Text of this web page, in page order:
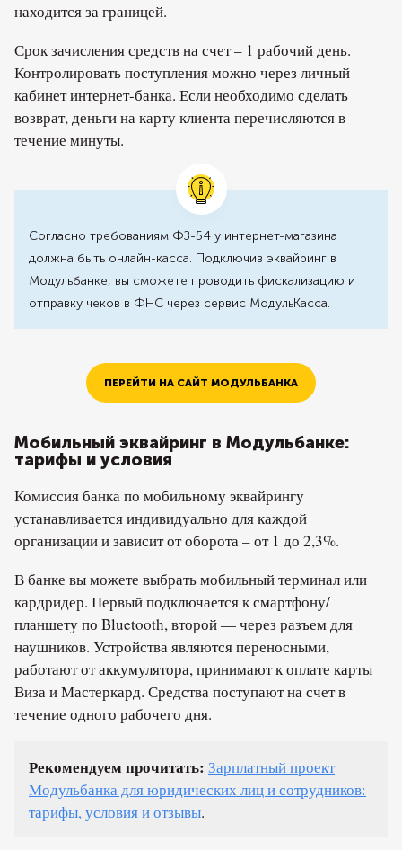
находится за границей.
Срок зачисления средств на счет – 1 рабочий день.
Контролировать поступления можно через личный
кабинет интернет-банка. Если необходимо сделать
возврат, деньги на карту клиента перечисляются в
течение минуты.
Согласно требованиям ФЗ-54 у интернет-магазина
должна быть онлайн-касса. Подключив эквайринг в
Модульбанке, вы сможете проводить фискализацию и
отправку чеков в ФНС через сервис МодульКасса.
ПЕРЕЙТИ НА САЙТ МОДУЛЬБАНКА
Мобильный эквайринг в Модульбанке:
тарифы и условия
Комиссия банка по мобильному эквайрингу
устанавливается индивидуально для каждой
организации и зависит от оборота – от 1 до 2,3%.
В банке вы можете выбрать мобильный терминал или
кардридер. Первый подключается к смартфону/
планшету по Bluetooth, второй — через разъем для
наушников. Устройства являются переносными,
работают от аккумулятора, принимают к оплате карты
Виза и Мастеркард. Средства поступают на счет в
течение одного рабочего дня.
Рекомендуем прочитать: Зарплатный проект
Модульбанка для юридических лиц и сотрудников:
тарифы, условия и отзывы.